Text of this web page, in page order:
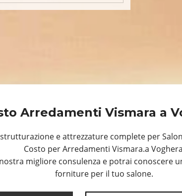
Arredamenti Vismara a
e attrezzature complete per
Costo per Arredamenti Vismara.a
migliore consulenza e potrai conoscere
forniture per il tuo salone.